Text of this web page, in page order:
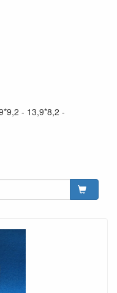
- 13,9*8,2 -